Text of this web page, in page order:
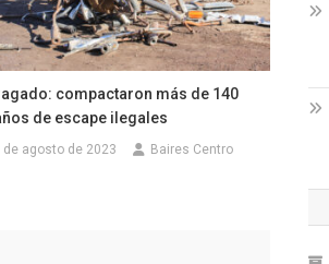
compactaron más de 140
de escape ilegales
de agosto de 2023 Baires Centro